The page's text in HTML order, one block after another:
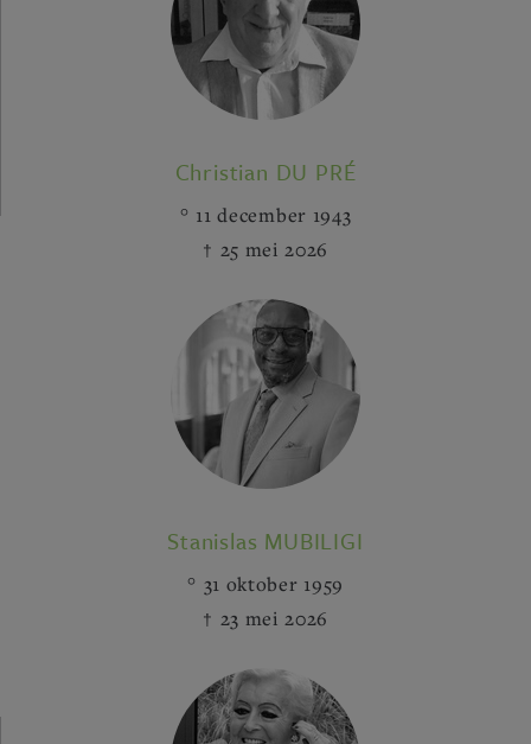
Christian DU PRÉ
11 december 1943
25 mei 2026
Stanislas MUBILIGI
31 oktober 1959
23 mei 2026